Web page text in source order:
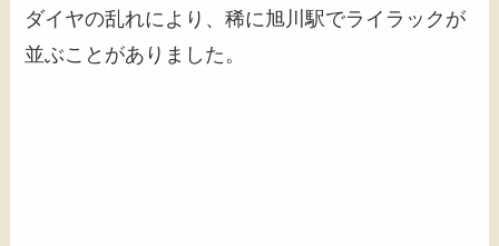
ダイヤの乱れにより、稀に旭川駅でライラックが
並ぶことがありました。